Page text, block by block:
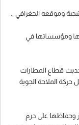
وموقعه الجغرافي ..
ومؤسساتها في
قطاع المطارات
الملاحة الجوية
وحفاظها على حرم